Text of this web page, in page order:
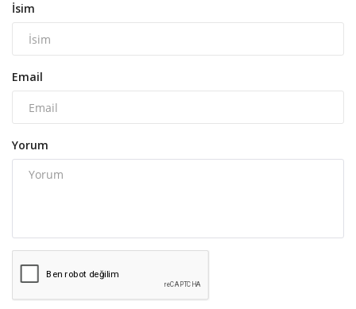
İsim
Email
Yorum